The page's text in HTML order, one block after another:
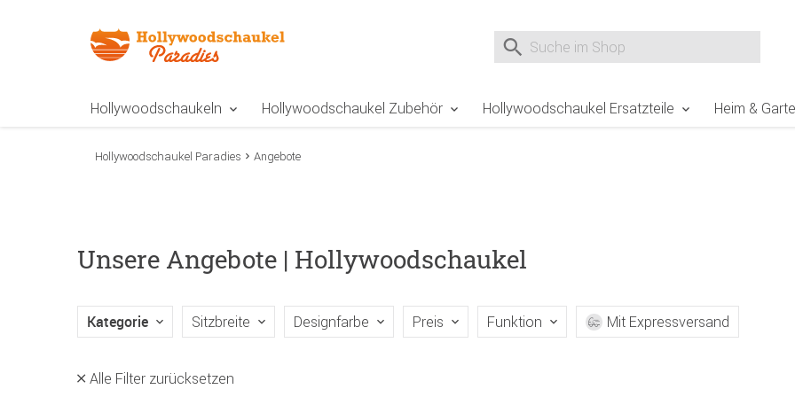
Suche nach
Hollywoodschaukeln Hollywoodschaukel Zubehör Hollywoodschaukel Ersatzteile Heim &
Hollywoodschaukel Paradies Angebote
Unsere Angebote | Hollywoodschaukel
Kategorie Sitzbreite Designfarbe Preis Funktion Mit Expressversand
Alle Filter zurücksetzen